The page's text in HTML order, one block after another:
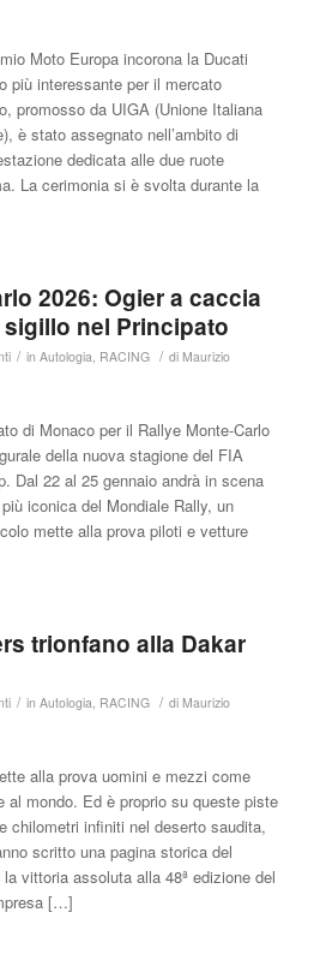
Moto Europa incorona la Ducati
più interessante per il mercato
promosso da UIGA (Unione Italiana
è stato assegnato nell’ambito di
dedicata alle due ruote
La cerimonia si è svolta durante la
2026: Ogier a caccia
nel Principato
/ in Autologia, RACING / di Maurizio
di Monaco per il Rallye Monte-Carlo
della nuova stagione del FIA
Dal 22 al 25 gennaio andrà in scena
iconica del Mondiale Rally, un
mette alla prova piloti e vetture
trionfano alla Dakar
/ in Autologia, RACING / di Maurizio
alla prova uomini e mezzi come
al mondo. Ed è proprio su queste piste
chilometri infiniti nel deserto saudita,
scritto una pagina storica del
vittoria assoluta alla 48ª edizione del
[…]